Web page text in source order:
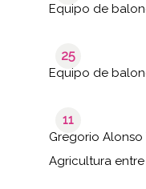
Equipo de
25
Equipo de
11
Gregorio
Agricultura entre